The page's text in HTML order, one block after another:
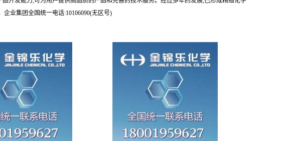
业集团全国统一电话:10106090(无区号)